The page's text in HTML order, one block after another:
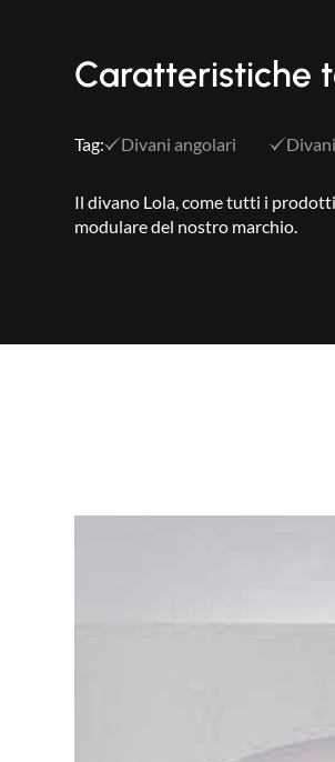
Caratteristiche
Tag: Divani angolari
Il divano Lola, come tutti i
modulare del nostro marchio.